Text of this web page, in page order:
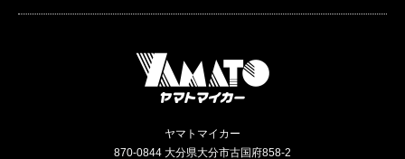
ヤマトマイカー
870-0844 大分県大分市古国府858-2